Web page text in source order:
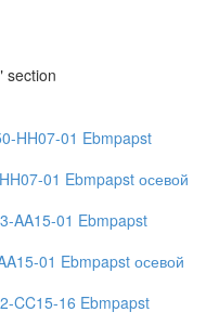
section
01 Ebmpapst осевой
01 Ebmpapst осевой